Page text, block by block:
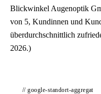
Blickwinkel Augenoptik
von 5, Kundinnen und
überdurchschnittlich
2026.)
// google-standort-aggregat